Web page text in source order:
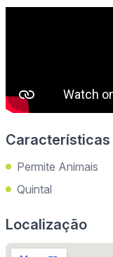
Características
Permite Animais
Quintal
Localização